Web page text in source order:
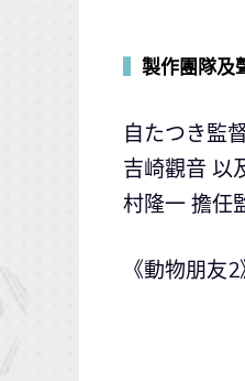
製作團隊及
自たつき監
吉崎觀音 以
村隆一 擔任
《動物朋友